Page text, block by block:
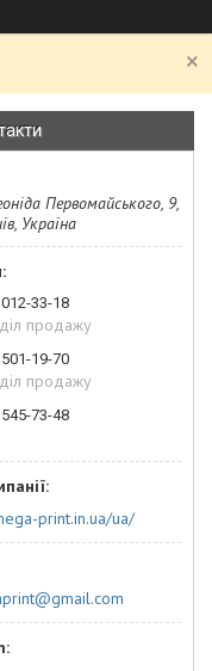
Первомайського, 9,
Україна
33-18
продажу
19-70
продажу
73-48
print.in.ua/ua/